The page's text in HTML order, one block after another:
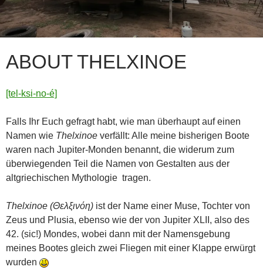
ABOUT THELXINOE
[tel-ksi-no-é]
Falls Ihr Euch gefragt habt, wie man überhaupt auf einen
Namen wie Thelxinoe verfällt: Alle meine bisherigen Boote
waren nach Jupiter-Monden benannt, die widerum zum
überwiegenden Teil die Namen von Gestalten aus der
altgriechischen Mythologie tragen.
Thelxinoe (Θελξινόη) ist der Name einer Muse, Tochter von
Zeus und Plusia, ebenso wie der von Jupiter XLII, also des
42. (sic!) Mondes, wobei dann mit der Namensgebung
meines Bootes gleich zwei Fliegen mit einer Klappe erwürgt
wurden